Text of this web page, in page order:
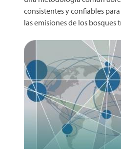
consistentes y confiables
las emisiones de los bosques